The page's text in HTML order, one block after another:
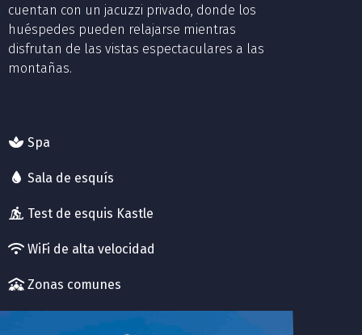
cuentan con un jacuzzi privado, donde los
huéspedes pueden relajarse mientras
disfrutan de las vistas espectaculares a las
montañas.
Spa
Sala de esquís
Test de esquis Kastle
WiFi de alta velocidad
Zonas comunes